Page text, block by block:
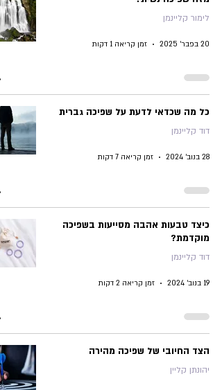
לימור קליינמן
20 בפבר׳ 2025 זמן קריאה 1 דקות
כל מה שכדאי לדעת על שפיכה גברית
דוד קליינמן
28 בנוב׳ 2024 זמן קריאה 7 דקות
כיצד טבעות אהבה מסייעות בשפיכה
מוקדמת?
דוד קליינמן
19 בנוב׳ 2024 זמן קריאה 2 דקות
הצד החיובי של שפיכה מהירה
יהונתן קליין